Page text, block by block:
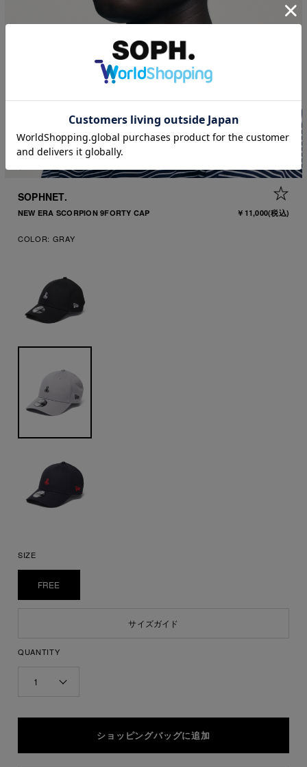
SOPHNET.
NEW ERA SCORPION 9FORTY CAP ￥11,000(税込)
COLOR: GRAY
SIZE
FREE
サイズガイド
QUANTITY
1